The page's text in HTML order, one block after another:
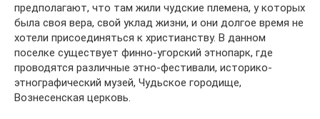
предполагают, что там жили чудские племена, у которых
была своя вера, свой уклад жизни, и они долгое время не
хотели присоединяться к христианству. В данном
поселке существует финно-угорский этнопарк, где
проводятся различные этно-фестивали, историко-
этнографический музей, Чудьское городище,
Вознесенская церковь.